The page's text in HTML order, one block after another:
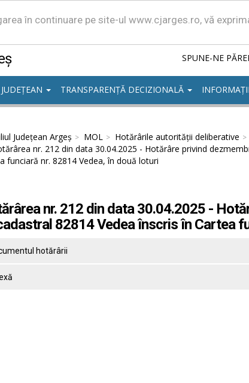
în continuare pe site-ul www.cjarges.ro, vă
SPUNE-NE
TRANSPARENȚĂ DECIZIONALĂ INFORMAȚII
Județean Argeș MOL Hotărârile autorităţii deliberative
nr. 212 din data 30.04.2025 - Hotărâre privind
funciară nr. 82814 Vedea, în două loturi
nr. 212 din data 30.04.2025 -
82814 Vedea înscris în Cartea
hotărârii